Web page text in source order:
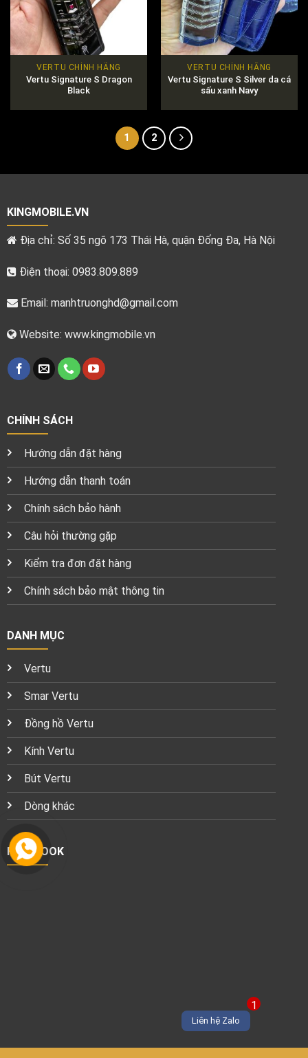
VERTU CHÍNH HÃNG
Vertu Signature S Dragon
Black
VERTU CHÍNH HÃNG
Vertu Signature S Silver da cá
sấu xanh Navy
1 2
KINGMOBILE.VN
Địa chỉ: Số 35 ngõ 173 Thái Hà, quận Đống Đa, Hà Nội
Điện thoại: 0983.809.889
Email: manhtruonghd@gmail.com
Website: www.kingmobile.vn
CHÍNH SÁCH
Hướng dẫn đặt hàng
Hướng dẫn thanh toán
Chính sách bảo hành
Câu hỏi thường gặp
Kiểm tra đơn đặt hàng
Chính sách bảo mật thông tin
DANH MỤC
Vertu
Smar Vertu
Đồng hồ Vertu
Kính Vertu
Bút Vertu
Dòng khác
FACEBOOK
1
Liên hệ Zalo